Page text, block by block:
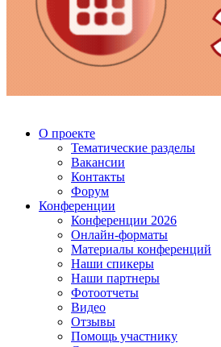
О проекте
Тематические разделы
Вакансии
Контакты
Форум
Конференции
Конференции 2026
Онлайн-форматы
Материалы конференций
Наши спикеры
Наши партнеры
Фотоотчеты
Видео
Отзывы
Помощь участнику